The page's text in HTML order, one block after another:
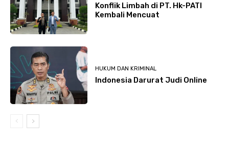
Konflik Limbah di PT. Hk-PATI
Kembali Mencuat
HUKUM DAN KRIMINAL
Indonesia Darurat Judi Online